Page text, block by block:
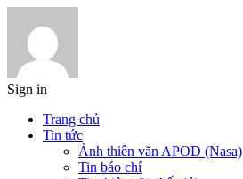
Sign in
Trang chủ
Tin tức
Ảnh thiên văn APOD (Nasa)
Tin báo chí